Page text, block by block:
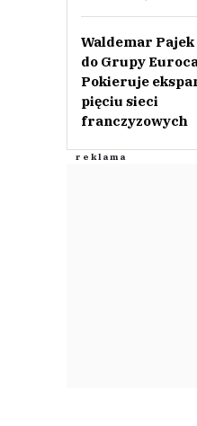
Waldemar
do Grupy
Pokieruje
pięciu sieci
franczyzowych